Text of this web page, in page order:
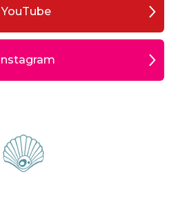
YouTube
Instagram